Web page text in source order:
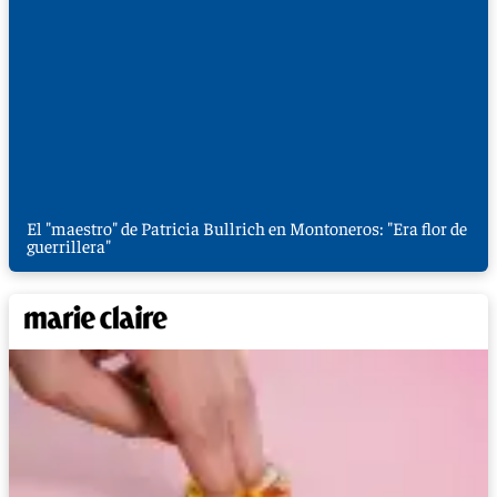
El "maestro" de Patricia Bullrich en Montoneros: "Era flor de
guerrillera"